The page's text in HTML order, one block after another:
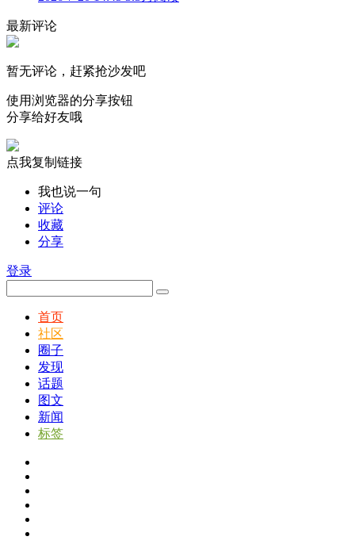
最新评论
暂无评论，赶紧抢沙发吧
使用浏览器的分享按钮
分享给好友哦
点我复制链接
我也说一句
评论
收藏
分享
登录
首页
社区
圈子
发现
话题
图文
新闻
标签